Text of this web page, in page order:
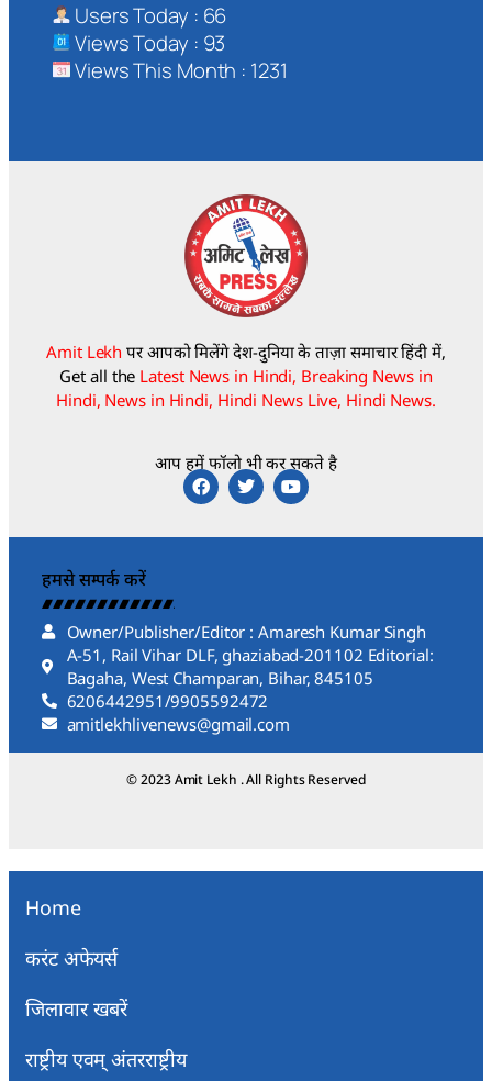
Users Today : 66
Views Today : 93
Views This Month : 1231
Amit Lekh पर आपको मिलेंगे देश-दुनिया के ताज़ा समाचार हिंदी में,
Get all the Latest News in Hindi, Breaking News in
Hindi, News in Hindi, Hindi News Live, Hindi News.
आप हमें फॉलो भी कर सकते है
हमसे सम्पर्क करें
Owner/Publisher/Editor : Amaresh Kumar Singh
A-51, Rail Vihar DLF, ghaziabad-201102 Editorial:
Bagaha, West Champaran, Bihar, 845105
6206442951/9905592472
amitlekhlivenews@gmail.com
© 2023 Amit Lekh . All Rights Reserved
Home
करंट अफेयर्स
जिलावार खबरें
राष्ट्रीय एवम् अंतरराष्ट्रीय